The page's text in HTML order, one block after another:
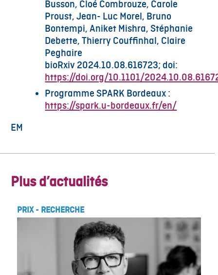
Busson, Cloé Combrouze, Carole
Proust, Jean- Luc Morel, Bruno
Bontempi, Aniket Mishra, Stéphanie
Debette, Thierry Couffinhal, Claire
Peghaire
bioRxiv 2024.10.08.616723; doi:
https://doi.org/10.1101/
Programme SPARK Bordeaux :
https://spark.u-bordeaux.fr/en/
EM
Plus d’actualités
PRIX - RECHERCHE